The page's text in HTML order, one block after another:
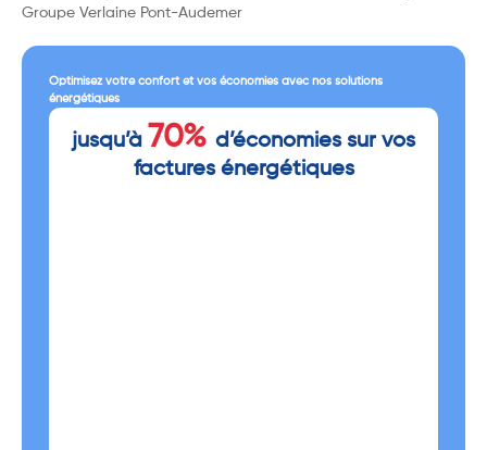
Groupe Verlaine Pont-Audemer
Optimisez votre confort et vos économies avec nos solutions
énergétiques
jusqu’à 70% d’économies sur vos
factures énergétiques